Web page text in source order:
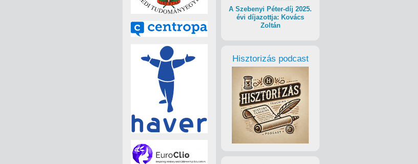
A Szebenyi Péter-díj 2025.
évi díjazottja: Kovács
Zoltán
Hisztorizás podcast